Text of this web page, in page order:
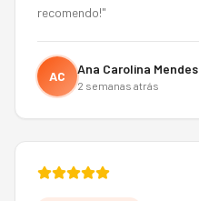
recomendo!"
AC Ana Carolina Mendes
2 semanas atrás